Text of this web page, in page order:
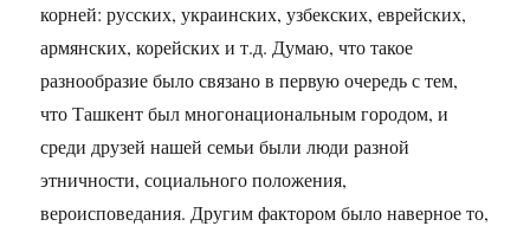
корней: русских, украинских, узбекских, еврейских,
армянских, корейских и т.д. Думаю, что такое
разнообразие было связано в первую очередь с тем,
что Ташкент был многонациональным городом, и
среди друзей нашей семьи были люди разной
этничности, социального положения,
вероисповедания. Другим фактором было наверное то,